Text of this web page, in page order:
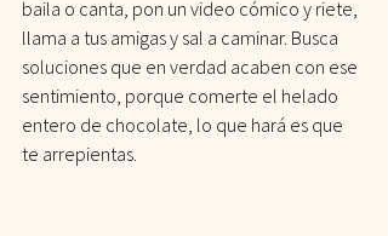
baila o canta, pon un video cómico y riete,
llama a tus amigas y sal a caminar. Busca
soluciones que en verdad acaben con ese
sentimiento, porque comerte el helado
entero de chocolate, lo que hará es que
te arrepientas.